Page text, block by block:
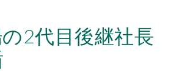
2代目後継社長